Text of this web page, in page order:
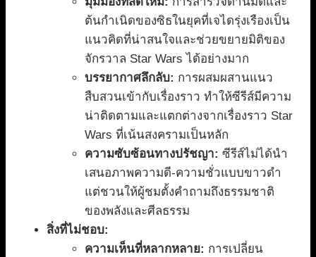
ต้นกำเนิดของซิธในยุคที่เจไดรุ่งเรืองเป็น
แนวคิดที่น่าสนใจและช่วยขยายมิติของ
จักรวาล Star Wars ได้อย่างมาก
บรรยากาศลึกลับ: การผสมผสานแนว
สืบสวนเข้ากับเรื่องราว ทำให้ซีรีส์มีความ
น่าติดตามและแตกต่างจากเรื่องราว Star
Wars ที่เน้นสงครามเป็นหลัก
ความซับซ้อนทางปรัชญา: ซีรีส์ไม่ได้นำ
เสนอภาพความดี-ความชั่วแบบขาวดำ
แต่ชวนให้ผู้ชมตั้งคำถามถึงธรรมชาติ
ของพลังและศีลธรรม
สิ่งที่ไม่ชอบ:
ความเห็นที่หลากหลาย: การเปลี่ยน